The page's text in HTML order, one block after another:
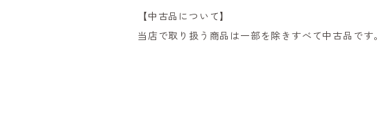
【中古品について】
当店で取り扱う商品は一部を除きすべて中古品です。